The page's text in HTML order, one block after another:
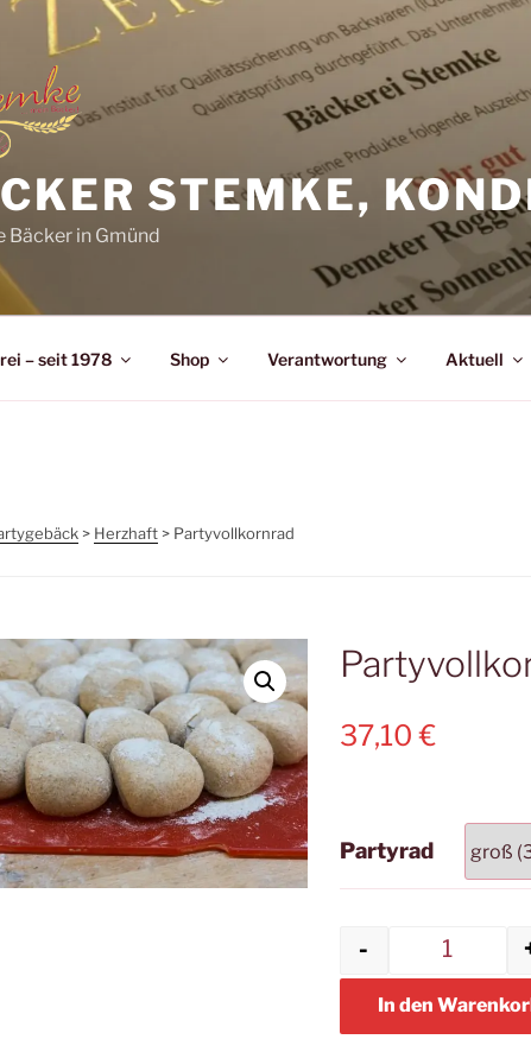
STEMKE,
Bäcker in Gmünd
– seit 1978 Shop Verantwortung Aktuell
> Herzhaft > Partyvollkornrad
37,10€
Partyrad
-
In den